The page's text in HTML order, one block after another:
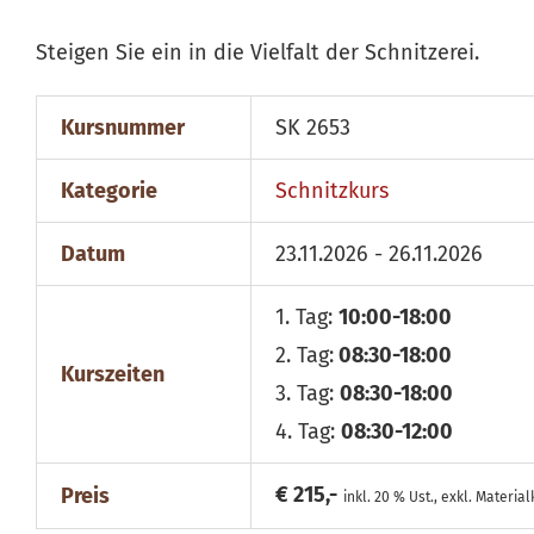
Steigen Sie ein in die Vielfalt der Schnitzerei.
Kursnummer SK 2653
Kategorie Schnitzkurs
Datum 23.11.2026 - 26.11.2026
Kurszeiten
1. Tag: 10:00-18:00
2. Tag:08:30-18:00
3. Tag: 08:30-18:00
4. Tag: 08:30-12:00
Preis € 215,- inkl. 20 % Ust., exkl.